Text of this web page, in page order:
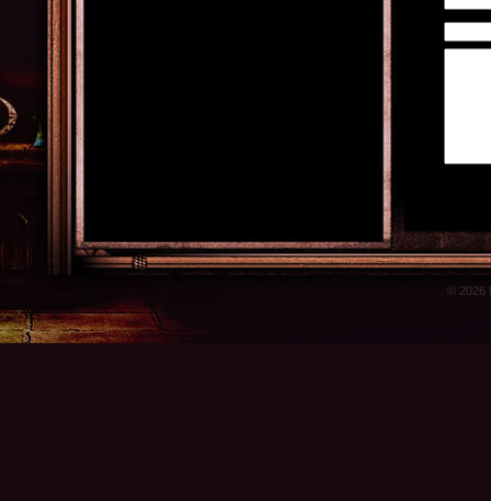
© 2026